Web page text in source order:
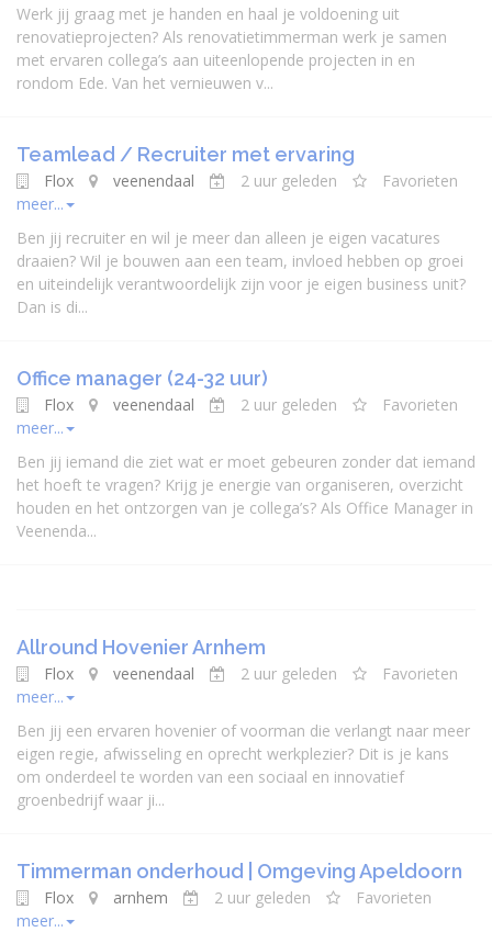
Werk jij graag met je handen en haal je voldoening uit
renovatieprojecten? Als renovatietimmerman werk je samen
met ervaren collega’s aan uiteenlopende projecten in en
rondom Ede. Van het vernieuwen v...
Teamlead / Recruiter met ervaring
Flox veenendaal 2 uur geleden
Favorieten
meer...
Ben jij recruiter en wil je meer dan alleen je eigen vacatures
draaien? Wil je bouwen aan een team, invloed hebben op groei
en uiteindelijk verantwoordelijk zijn voor je eigen business unit?
Dan is di...
Office manager (24-32 uur)
Flox veenendaal 2 uur geleden
Favorieten
meer...
Ben jij iemand die ziet wat er moet gebeuren zonder dat iemand
het hoeft te vragen? Krijg je energie van organiseren, overzicht
houden en het ontzorgen van je collega’s? Als Office Manager in
Veenenda...
Allround Hovenier Arnhem
Flox veenendaal 2 uur geleden
Favorieten
meer...
Ben jij een ervaren hovenier of voorman die verlangt naar meer
eigen regie, afwisseling en oprecht werkplezier? Dit is je kans
om onderdeel te worden van een sociaal en innovatief
groenbedrijf waar ji...
Timmerman onderhoud | Omgeving Apeldoorn
Flox arnhem 2 uur geleden
Favorieten
meer...